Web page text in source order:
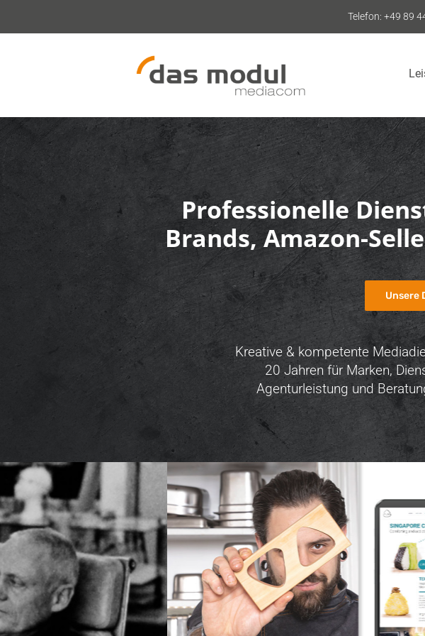
Telefon: +49 89
Professionelle
Brands, Amazon-
Unsere
Kreative & kompetente
20 Jahren für Marken,
Agenturleistung und